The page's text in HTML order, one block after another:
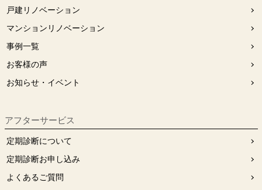
戸建リノベーション
マンションリノベーション
事例一覧
お客様の声
お知らせ・イベント
アフターサービス
定期診断について
定期診断お申し込み
よくあるご質問